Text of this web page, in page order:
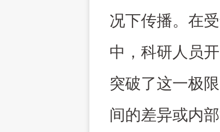
况下传播。在
中，科研人员
突破了这一极
间的差异或内